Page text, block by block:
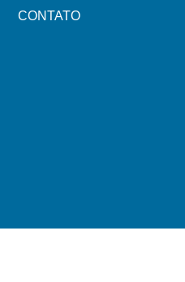
CONTATO